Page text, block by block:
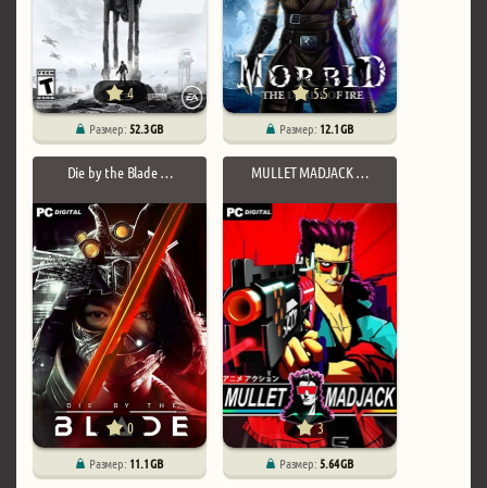
4
Размер:52.3 GB
5.5
Размер: 12.1 GB
Die by the Blade …
0
Размер: 11.1 GB
MULLET MADJACK …
3
Размер:5.64 GB